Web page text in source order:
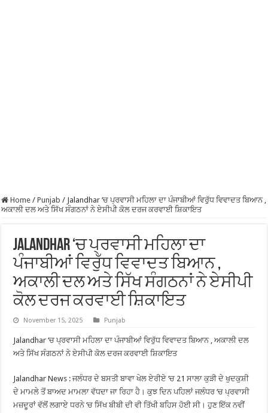
Home / Punjab / Jalandhar ‘ਚ ਪ੍ਰਵਾਸੀ ਮਹਿਲਾ ਦਾ ਪੰਜਾਬੀਆਂ ਵਿਰੁੱਧ ਵਿਵਾਦਤ ਬਿਆਨ ,
ਅਕਾਲੀ ਦਲ ਅਤੇ ਸਿੱਖ ਸੰਗਠਨਾਂ ਨੇ ਏਸੀਪੀ ਕੋਲ ਦਰਜ ਕਰਵਾਈ ਸ਼ਿਕਾਇਤ
Jalandhar ‘ਚ ਪ੍ਰਵਾਸੀ ਮਹਿਲਾ ਦਾ
ਪੰਜਾਬੀਆਂ ਵਿਰੁੱਧ ਵਿਵਾਦਤ ਬਿਆਨ ,
ਅਕਾਲੀ ਦਲ ਅਤੇ ਸਿੱਖ ਸੰਗਠਨਾਂ ਨੇ ਏਸੀਪੀ
ਕੋਲ ਦਰਜ ਕਰਵਾਈ ਸ਼ਿਕਾਇਤ
November 15, 2025 Punjab
Jalandhar ‘ਚ ਪ੍ਰਵਾਸੀ ਮਹਿਲਾ ਦਾ ਪੰਜਾਬੀਆਂ ਵਿਰੁੱਧ ਵਿਵਾਦਤ ਬਿਆਨ , ਅਕਾਲੀ ਦਲ
ਅਤੇ ਸਿੱਖ ਸੰਗਠਨਾਂ ਨੇ ਏਸੀਪੀ ਕੋਲ ਦਰਜ ਕਰਵਾਈ ਸ਼ਿਕਾਇਤ
Jalandhar News : ਜਲੰਧਰ ਦੇ ਬਸਤੀ ਬਾਵਾ ਖੇਲ ਏਰੀਏ ‘ਚ 21 ਸਾਲਾ ਕੁੜੀ ਦੇ ਖੁਦਕੁਸ਼ੀ
ਦੇ ਮਾਮਲੇ ਤੋਂ ਬਾਅਦ ਮਾਮਲਾ ਵੱਧਦਾ ਜਾ ਰਿਹਾ ਹੈ। ਕੁਝ ਦਿਨ ਪਹਿਲਾਂ ਜਲੰਧਰ ‘ਚ ਪ੍ਰਵਾਸੀ
ਮਜ਼ਦੂਰਾਂ ਵੱਲੋਂ ਲਗਾਏ ਧਰਨੇ ‘ਚ ਸਿੱਖ ਬੀਬੀ ਦੀ ਵੀ ਤਿੱਖੀ ਬਹਿਸ ਹੋਈ ਸੀ। ਹੁਣ ਇੱਕ ਨਵੀਂ